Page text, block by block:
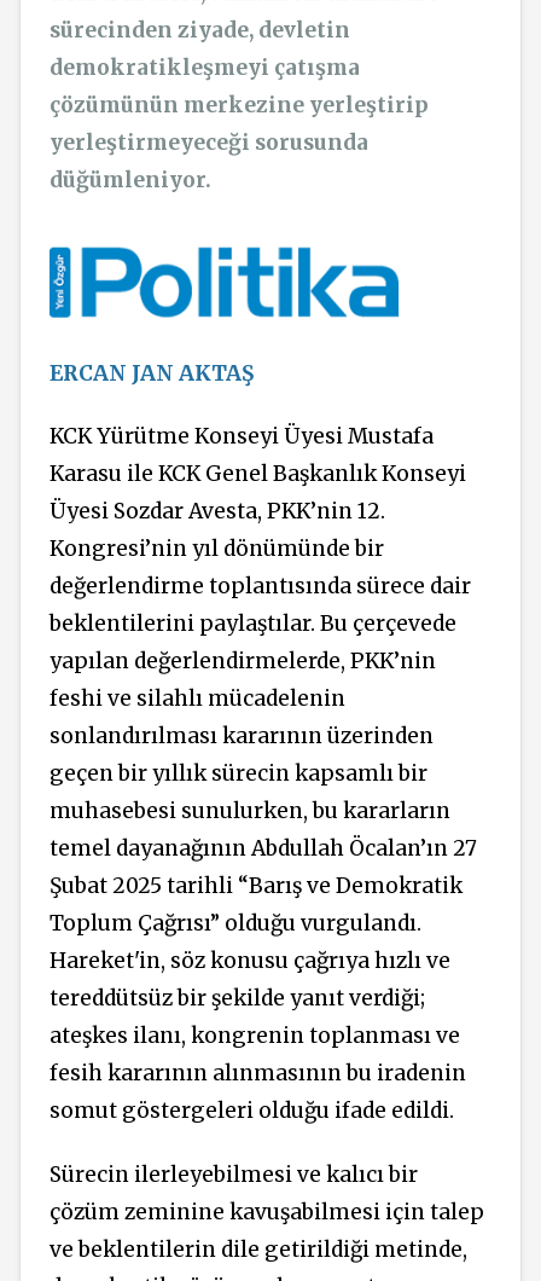
sürecinden ziyade, devletin
demokratikleşmeyi çatışma
çözümünün merkezine yerleştirip
yerleştirmeyeceği sorusunda
düğümleniyor.
ERCAN JAN AKTAŞ
KCK Yürütme Konseyi Üyesi Mustafa
Karasu ile KCK Genel Başkanlık Konseyi
Üyesi Sozdar Avesta, PKK’nin 12.
Kongresi’nin yıl dönümünde bir
değerlendirme toplantısında sürece dair
beklentilerini paylaştılar. Bu çerçevede
yapılan değerlendirmelerde, PKK’nin
feshi ve silahlı mücadelenin
sonlandırılması kararının üzerinden
geçen bir yıllık sürecin kapsamlı bir
muhasebesi sunulurken, bu kararların
temel dayanağının Abdullah Öcalan’ın 27
Şubat 2025 tarihli “Barış ve Demokratik
Toplum Çağrısı” olduğu vurgulandı.
Hareket'in, söz konusu çağrıya hızlı ve
tereddütsüz bir şekilde yanıt verdiği;
ateşkes ilanı, kongrenin toplanması ve
fesih kararının alınmasının bu iradenin
somut göstergeleri olduğu ifade edildi.
Sürecin ilerleyebilmesi ve kalıcı bir
çözüm zeminine kavuşabilmesi için talep
ve beklentilerin dile getirildiği metinde,